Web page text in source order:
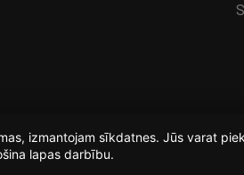
izmantojam sīkdatnes. Jūs varat
lapas darbību.